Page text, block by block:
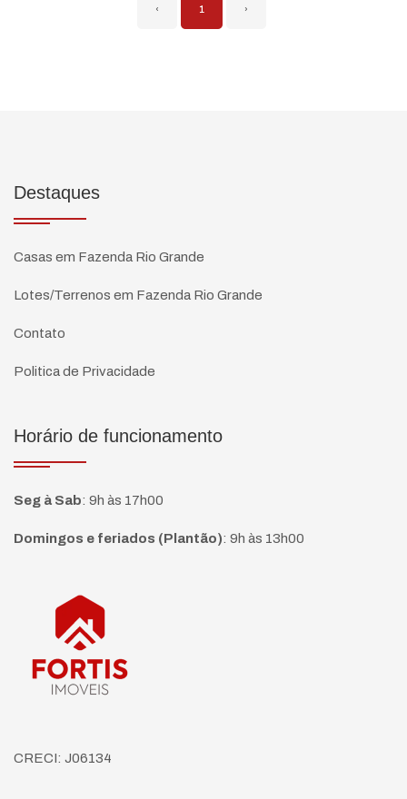
‹ 1 ›
Destaques
Casas em Fazenda Rio Grande
Lotes/Terrenos em Fazenda Rio Grande
Contato
Politica de Privacidade
Horário de funcionamento
Seg à Sab: 9h às 17h00
Domingos e feriados (Plantão): 9h às 13h00
Página inicial
CRECI: J06134